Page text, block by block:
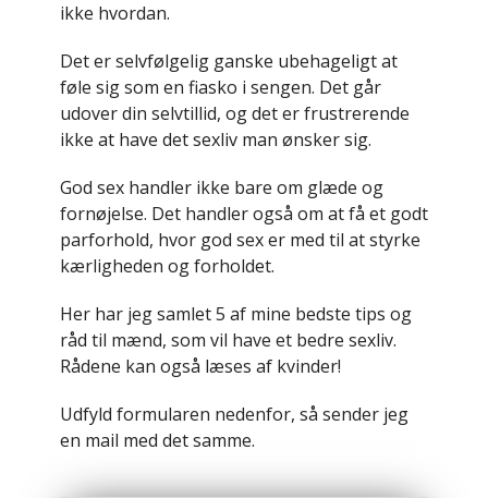
ikke hvordan.
Det er selvfølgelig ganske ubehageligt at
føle sig som en fiasko i sengen. Det går
udover din selvtillid, og det er frustrerende
ikke at have det sexliv man ønsker sig.
God sex handler ikke bare om glæde og
fornøjelse. Det handler også om at få et godt
parforhold, hvor god sex er med til at styrke
kærligheden og forholdet.
Her har jeg samlet 5 af mine bedste tips og
råd til mænd, som vil have et bedre sexliv.
Rådene kan også læses af kvinder!
Udfyld formularen nedenfor, så sender jeg
en mail med det samme.